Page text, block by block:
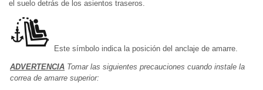
el suelo detrás de los asientos traseros.
Este símbolo indica la posición del anclaje de amarre.
ADVERTENCIA Tomar las siguientes precauciones cuando instale la
correa de amarre superior: